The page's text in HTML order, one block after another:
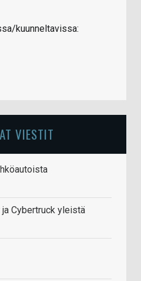
kuunneltavissa:
VIESTIT
ja Cybertruck yleistä